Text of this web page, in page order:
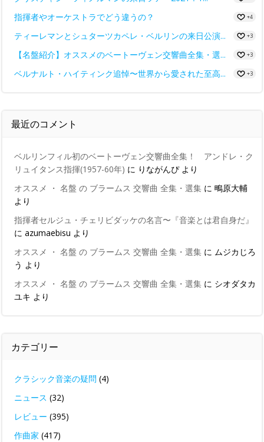
指揮者やオーケストラでどう違うの？ +4
ティーレマンとシュターツカペレ・ベルリンの来日公演... +3
【名盤紹介】オススメのベートーヴェン交響曲全集・選... +3
ベルナルト・ハイティンク追悼〜世界から愛された至高... +3
最近のコメント
ベルリンフィル初のベートーヴェン交響曲全集！ アンドレ・ク
リュイタンス指揮(1957-60年) に りながんぴより
オススメ ・ 名盤 の ブラームス 交響曲 全集・選集 に 鴫原大輔
より
指揮者セルジュ・チェリビダッケの名言〜『音楽とは君自身だ』
に azumaebisu より
オススメ ・ 名盤 の ブラームス 交響曲 全集・選集 に ムジカじろ
う より
オススメ ・ 名盤 の ブラームス 交響曲 全集・選集 に シオダタカ
ユキ より
カテゴリー
クラシック音楽の疑問 (4)
ニュース (32)
レビュー (395)
作曲家 (417)